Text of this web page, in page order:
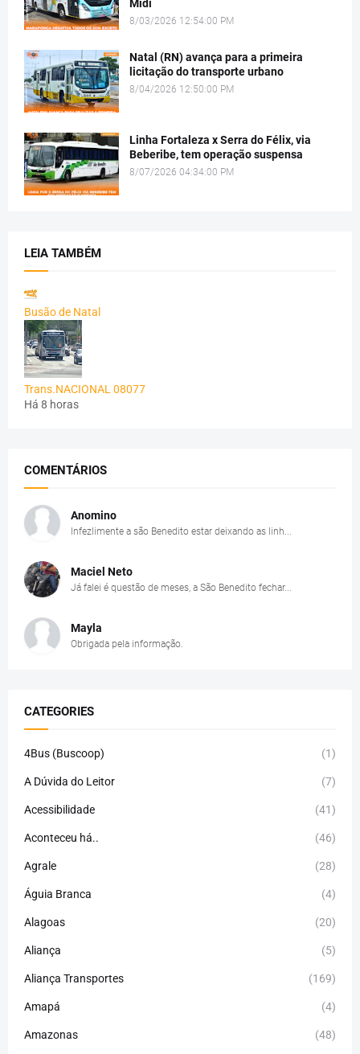
Midi
8/03/2026 12:54:00 PM
Natal (RN) avança para a primeira
licitação do transporte urbano
8/04/2026 12:50:00 PM
Linha Fortaleza x Serra do Félix, via
Beberibe, tem operação suspensa
8/07/2026 04:34:00 PM
LEIA TAMBÉM
Busão de Natal
Trans.NACIONAL 08077
Há 8 horas
COMENTÁRIOS
Anomino
Infezlimente a são Benedito estar deixando as linh...
Maciel Neto
Já falei é questão de meses, a São Benedito fechar...
Mayla
Obrigada pela informação.
CATEGORIES
4Bus (Buscoop) (1)
A Dúvida do Leitor (7)
Acessibilidade (41)
Aconteceu há.. (46)
Agrale (28)
Águia Branca (4)
Alagoas (20)
Aliança (5)
Aliança Transportes (169)
Amapá (4)
Amazonas (48)